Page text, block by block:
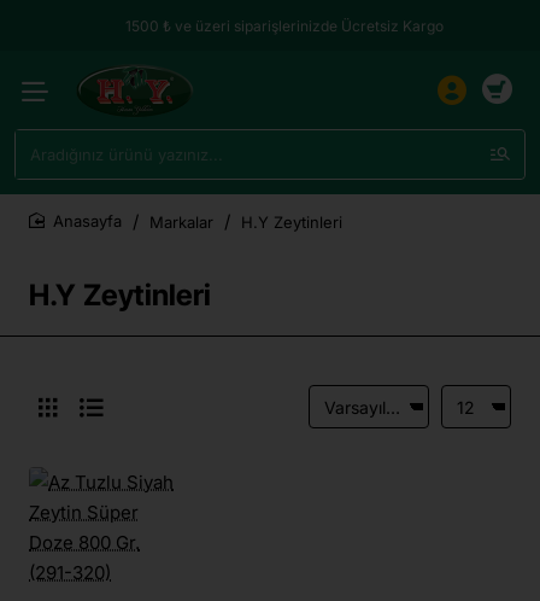
1500 ₺ ve üzeri siparişlerinizde Ücretsiz Kargo
Aradığınız
ürünü
yazınız...
H.Y Zeytinleri
Markalar H.Y Zeytinleri